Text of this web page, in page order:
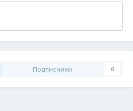
Подписчики 0